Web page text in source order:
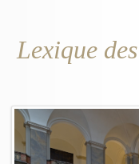
Lexique